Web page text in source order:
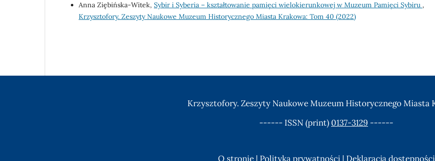
Anna Ziębińska-Witek, Sybir i Syberia – kształtowanie pamięci wielokierunkowej w Muzeum Pamięci Sybiru ,
Krzysztofory. Zeszyty Naukowe Muzeum Historycznego Miasta Krakowa: Tom 40 (2022)
Krzysztofory. Zeszyty Naukowe Muzeum Historycznego Miasta
------ ISSN (print) 0137-3129 ------
O stronie| Polityka prywatności | Deklaracja dostępności